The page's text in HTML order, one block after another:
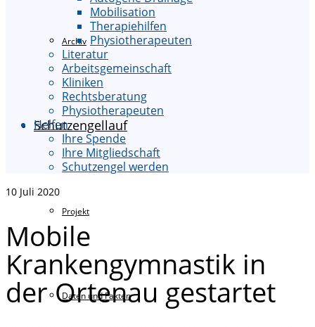
Archiv
Schutzengellauf
Projekt
Daten und Fakten
Mobilisation
Therapiehilfen
Physiotherapeuten
Literatur
Arbeitsgemeinschaft
Kliniken
Rechtsberatung
Physiotherapeuten
Helfen
Ihre Spende
Ihre Mitgliedschaft
Schutzengel werden
10 Juli 2020
Mobile
Krankengymnastik in
der Ortenau gestartet